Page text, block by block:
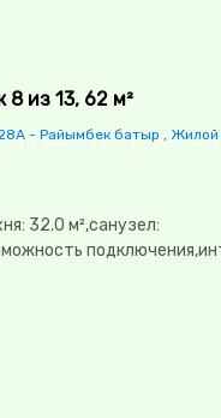
из 13, 62 м²
- Райымбек батыр , Жилой
32.0 м²,санузел: